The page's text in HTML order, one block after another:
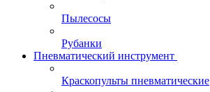
Пылесосы
Рубанки
Пневматический инструмент
Краскопульты пневматические